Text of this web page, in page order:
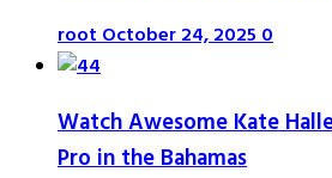
rootOctober 24, 20250
Watch Awesome Kate
Pro in the Bahamas